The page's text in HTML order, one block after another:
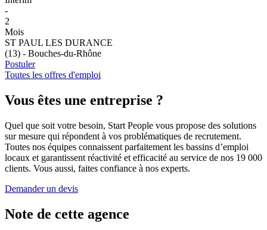
-
2
Mois
ST PAUL LES DURANCE
(13) - Bouches-du-Rhône
Postuler
Toutes les offres d'emploi
Vous êtes une entreprise ?
Quel que soit votre besoin, Start People vous propose des solutions
sur mesure qui répondent à vos problématiques de recrutement.
Toutes nos équipes connaissent parfaitement les bassins d’emploi
locaux et garantissent réactivité et efficacité au service de nos 19 000
clients. Vous aussi, faites confiance à nos experts.
Demander un devis
Note de cette agence